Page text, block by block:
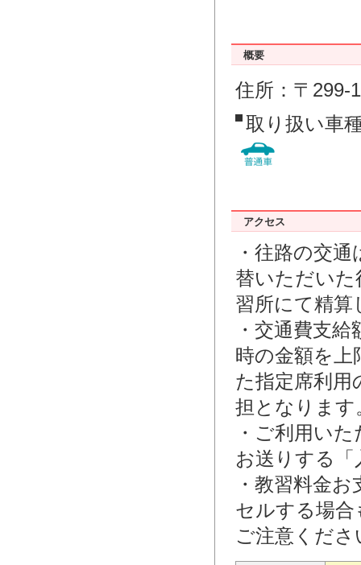
概要
住所：〒299-
取り扱い車
アクセス
・往路の交
替いただいた
習所にて精算
・交通費支
時の金額を上
た指定席利用
担となります
・ご利用い
お送りする
・教習料金
セルする場
ご注意くださ